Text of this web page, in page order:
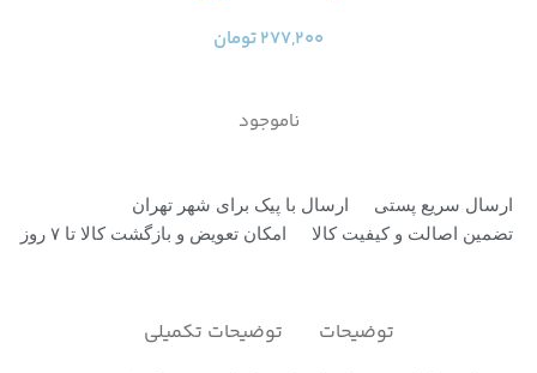
۲۷۷,۲۰۰تومان
ناموجود
ارسال سریع پستی
ارسال با پیک برای شهر تهران
تضمین اصالت و کیفیت کالا
امکان تعویض و بازگشت کالا تا ۷ روز
توضیحات توضیحات تکمیلی